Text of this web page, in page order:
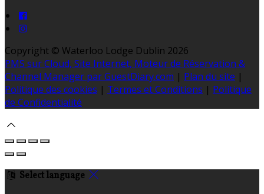
Copyright © Waterloo Lodge Dublin 2026
PMS sur Cloud, Site Internet, Moteur de Réservation &
Channel Manager par GuestDiary.com | Plan du site |
Politique des cookies | Termes et Conditions | Politique
de Confidentialité
Select language